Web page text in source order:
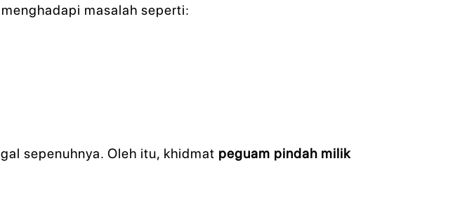
masalah seperti:
sepenuhnya. Oleh itu, khidmat peguam pindah milik